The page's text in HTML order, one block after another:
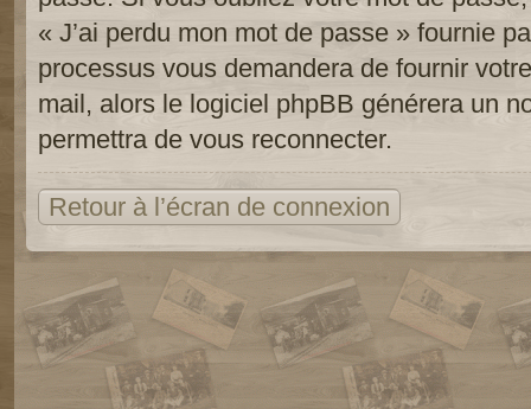
« J’ai perdu mon mot de passe » fournie
processus vous demandera de fournir
mail, alors le logiciel phpBB générera un
permettra de vous reconnecter.
Retour à l’écran de connexion